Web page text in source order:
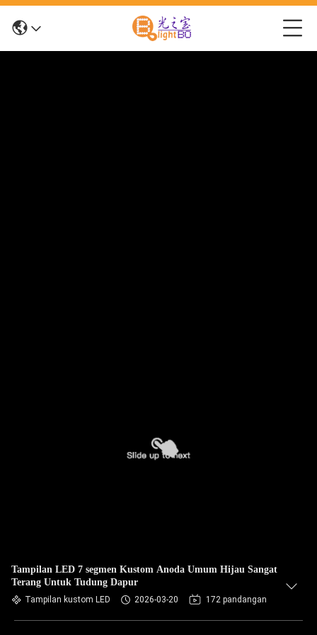
Tampilan LED 7 segmen Kustom Anoda Umum Hijau Sangat
Terang Untuk Tudung Dapur
Tampilan kustom LED 2026-03-20 172 pandangan